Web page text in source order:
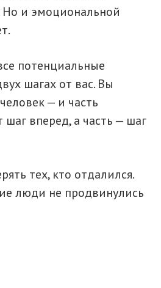
Но и эмоциональной
потенциальные
шагах от вас. Вы
— и часть
вперед, а часть — шаг
тех, кто отдалился.
люди не продвинулись